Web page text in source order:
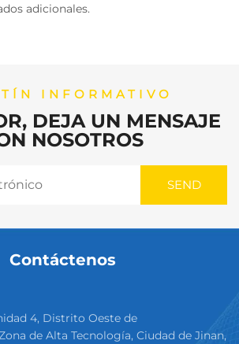
adicionales.
INFORMATIVO
DEJA UN MENSAJE
NOSOTROS
Contáctenos
4, Distrito Oeste de
de Alta Tecnología, Ciudad de Jinan,